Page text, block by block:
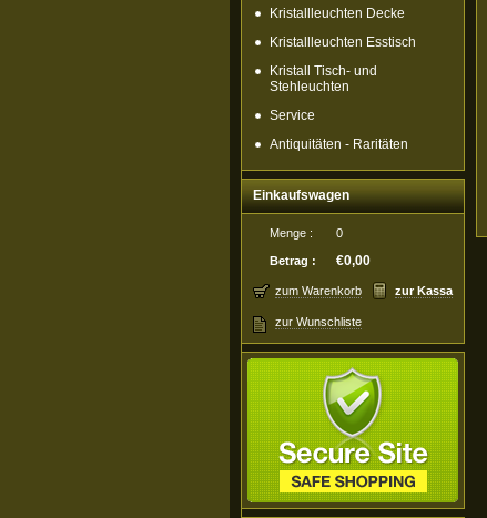
Kristallleuchten Decke
Kristallleuchten Esstisch
Kristall Tisch- und
Stehleuchten
Service
Antiquitäten - Raritäten
Einkaufswagen
Menge : 0
Betrag : €0,00
zum Warenkorb zur Kassa
zur Wunschliste